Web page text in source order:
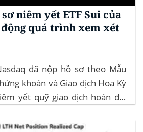
niêm yết ETF Sui của
quá trình xem xét
đã nộp hồ sơ theo Mẫu
khoán và Giao dịch Hoa Kỳ
yết quỹ giao dịch hoán đổi
của SEC đối với...